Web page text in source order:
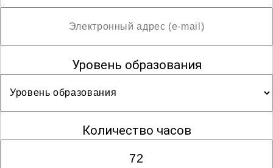
Уровень образования
Количество часов